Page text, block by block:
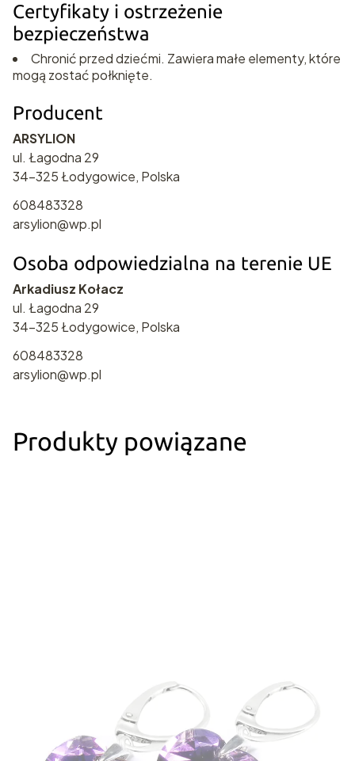
Certyfikaty i ostrzeżenie
bezpieczeństwa
Chronić przed dziećmi. Zawiera małe elementy, które
mogą zostać połknięte.
Producent
ARSYLION
ul. Łagodna 29
34-325 Łodygowice, Polska
608483328
arsylion@wp.pl
Osoba odpowiedzialna na terenie UE
Arkadiusz Kołacz
ul. Łagodna 29
34-325 Łodygowice, Polska
608483328
arsylion@wp.pl
Produkty powiązane